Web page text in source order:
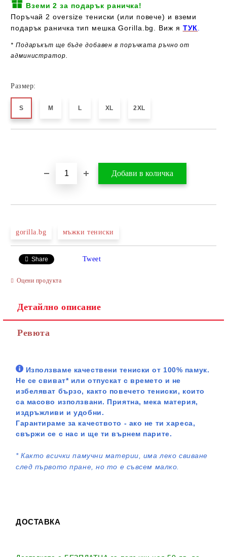
Вземи 2 за подарък раничка!
Поръчай 2 oversize тениски (или повече) и вземи
подарък раничка тип мешка Gorilla.bg. Виж я ТУК
* Подаръкът ще бъде добавен в поръчката ръчно от
администратор.
Размер:
S M L XL 2XL
gorilla.bg мъжки тениски
Share Tweet
Оцени продукта
Детайлно описание
Ревюта
Използваме качествени тениски от 100% памук.
Не се свиват* или отпускат с времето и не
избеляват бързо, както повечето тениски, които
са масово използвани. Приятна, мека материя,
издръжливи и удобни.
Гарантираме за качеството - ако не ти хареса,
свържи се с нас и ще ти върнем парите.
*Както всички памучни материи, има леко свиване
след първото пране, но то е съвсем малко.
ДОСТАВКА